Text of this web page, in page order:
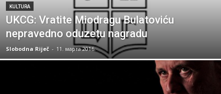
KULTURA
UKCG: Vratite Miodragu Bulatoviću
nepravedno oduzetu nagradu
Slobodna Riječ - 11. марта 2016.